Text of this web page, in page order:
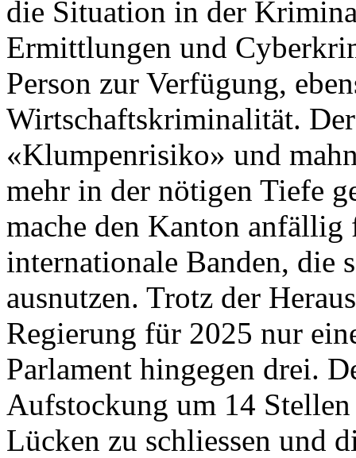
die Situation in der
Ermittlungen und
Person zur Verfügung,
Wirtschaftskriminalität.
«Klumpenrisiko» und
mehr in der nötigen Tiefe
mache den Kanton
internationale Banden, die
ausnutzen. Trotz der
Regierung für 2025 nur
Parlament hingegen drei.
Aufstockung um 14
Lücken zu schliessen und